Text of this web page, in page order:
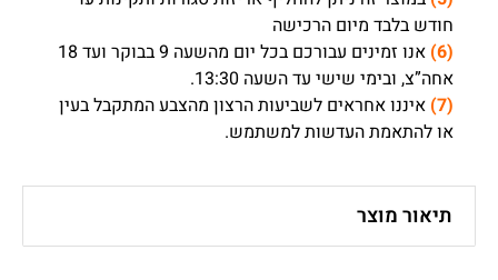
חודש בלבד מיום הרכישה
(6)
אנו זמינים עבורכם בכל יום מהשעה 9 בבוקר ועד 18
אחה”צ, ובימי שישי עד השעה 13:30.
(7)
איננו אחראים לשביעות הרצון מהצבע המתקבל בעין
או להתאמת העדשות למשתמש.
תיאור מוצר